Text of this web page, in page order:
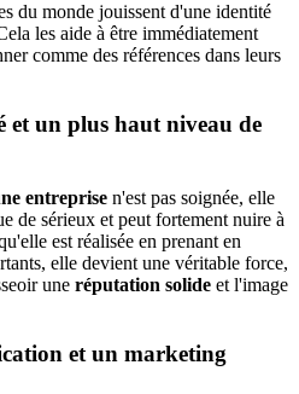
du monde jouissent d'une identité
les aide à être immédiatement
comme des références dans leurs
et un plus haut niveau de
entreprise n'est pas soignée, elle
de sérieux et peut fortement nuire à
est réalisée en prenant en
elle devient une véritable force,
une réputation solide et l'image
et un marketing